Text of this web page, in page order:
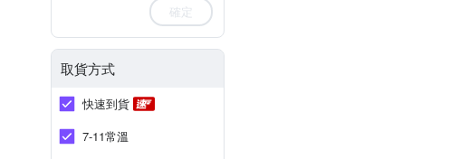
確定
取貨方式
快速到貨
7-11常溫